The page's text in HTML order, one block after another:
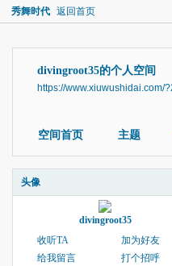
秀舞时代 返回首页
divingroot35的个人空间
https://www.xiuwushidai.com/
空间首页 主题
头像
divingroot35
收听TA
加为好友
给我留言
打个招呼